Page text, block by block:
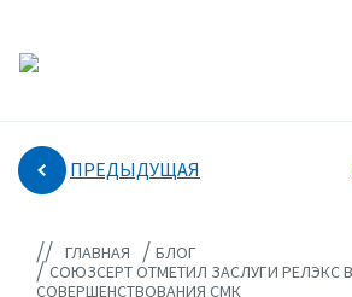
ПРЕДЫДУЩАЯ
// ГЛАВНАЯ / БЛОГ
/СОЮЗСЕРТ ОТМЕТИЛ ЗАСЛУГИ РЕЛЭКС
СОВЕРШЕНСТВОВАНИЯ СМК